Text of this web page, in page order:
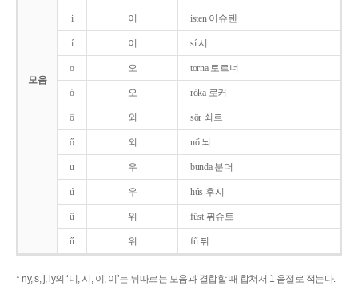
모음
i 이 isten 이슈텐
í 이 sí 시
o 오 torna 토르너
ó 오 róka 로커
ö 외 sör 쇠르
ő 외 nő 뇌
u 우 bunda 분더
ú 우 hús 후시
ü 위 füst 퓌슈트
ű 위 fű 퓌
* ny, s, j, ly의 ‘니, 시, 이, 이’는 뒤따르는 모음과 결합할 때 합쳐서 1 음절로 적는다.